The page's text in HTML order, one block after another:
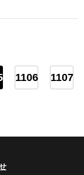
1106
1107